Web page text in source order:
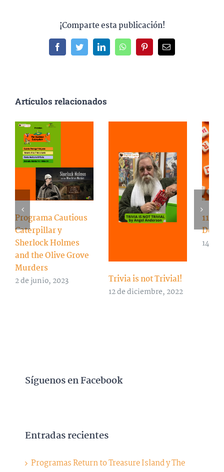
¡Comparte esta publicación!
FacebookTwitterLinkedInWhatsAppPinterestCorreo
electrónico
Artículos relacionados
Programa Cautious
Caterpillar y
Sherlock Holmes
and the Olive Grove
Murders
2 de junio, 2023 Trivia is not Trivial!
12 de diciembre, 2022
11
14 de
Síguenos en Facebook
Entradas recientes
Programas Return to Treasure Island y The